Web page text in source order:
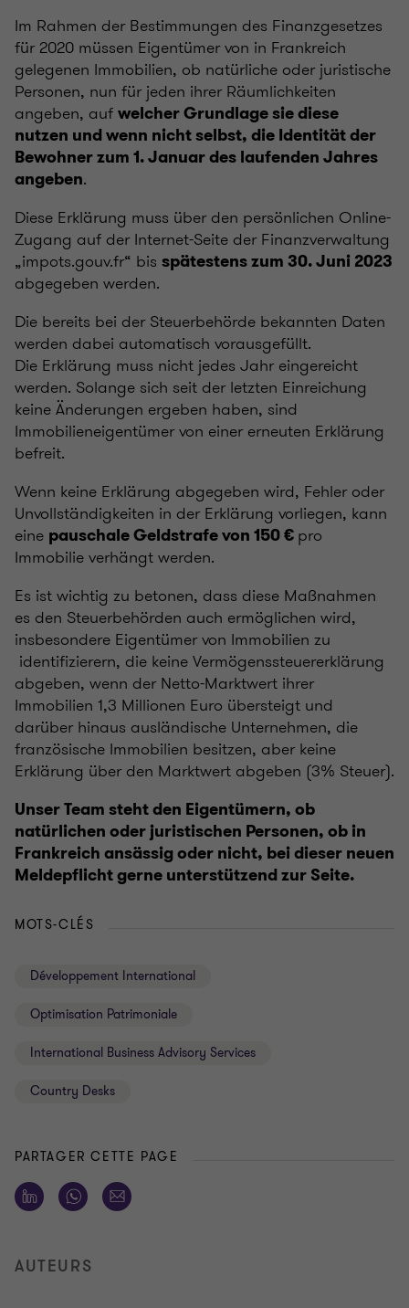
Im Rahmen der Bestimmungen des Finanzgesetzes
für 2020 müssen Eigentümer von in Frankreich
gelegenen Immobilien, ob natürliche oder juristische
Personen, nun für jeden ihrer Räumlichkeiten
angeben, auf welcher Grundlage sie diese
nutzen und wenn nicht selbst, die Identität der
Bewohner zum 1. Januar des laufenden Jahres
angeben.
Diese Erklärung muss über den persönlichen Online-
Zugang auf der Internet-Seite der Finanzverwaltung
„impots.gouv.fr“ bis spätestens zum 30. Juni 2023
abgegeben werden.
Die bereits bei der Steuerbehörde bekannten Daten
werden dabei automatisch vorausgefüllt.
Die Erklärung muss nicht jedes Jahr eingereicht
werden. Solange sich seit der letzten Einreichung
keine Änderungen ergeben haben, sind
Immobilieneigentümer von einer erneuten Erklärung
befreit.
Wenn keine Erklärung abgegeben wird, Fehler oder
Unvollständigkeiten in der Erklärung vorliegen, kann
eine pauschale Geldstrafe von 150 € pro
Immobilie verhängt werden.
Es ist wichtig zu betonen, dass diese Maßnahmen
es den Steuerbehörden auch ermöglichen wird,
insbesondere Eigentümer von Immobilien zu
identifizierern, die keine Vermögenssteuererklärung
abgeben, wenn der Netto-Marktwert ihrer
Immobilien 1,3 Millionen Euro übersteigt und
darüber hinaus ausländische Unternehmen, die
französische Immobilien besitzen, aber keine
Erklärung über den Marktwert abgeben (3% Steuer).
Unser Team steht den Eigentümern, ob
natürlichen oder juristischen Personen, ob in
Frankreich ansässig oder nicht, bei dieser neuen
Meldepflicht gerne unterstützend zur Seite.
MOTS-CLÉS
Développement International
Optimisation Patrimoniale
International Business Advisory Services
Country Desks
PARTAGER CETTE PAGE
AUTEURS